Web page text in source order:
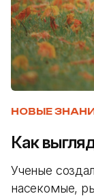
НОВЫЕ
Как
Ученые
насекомые,